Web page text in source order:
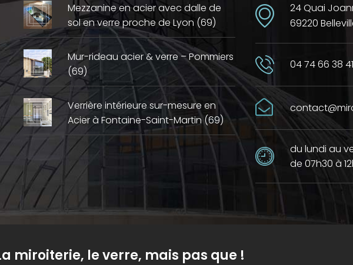
Mezzanine en acier avec dalle de
sol en verre proche de Lyon (69)
Mur-rideau acier & verre – Pommiers
(69)
Verrière intérieure sur-mesure en
Acier à Fontaine-Saint-Martin (69)
24 Quai
69220
04 74 66 38 41
du lundi au
de 07h30 à
miroiterie, le verre, mais pas que !